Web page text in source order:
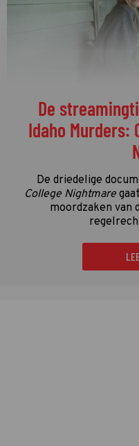
De
Idaho Murders:
De driedelige
College Nightmare
moordzaken van